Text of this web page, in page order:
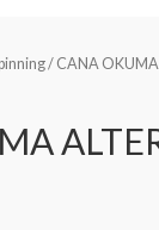
/ CANA OKUMA